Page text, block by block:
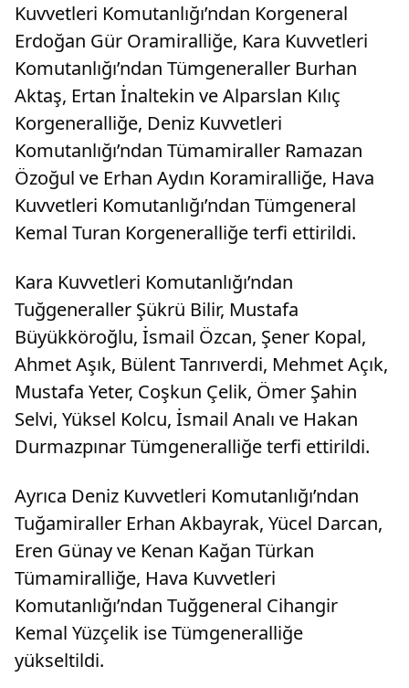
Kuvvetleri Komutanlığı’ndan Korgeneral
Erdoğan Gür Oramiralliğe, Kara Kuvvetleri
Komutanlığı’ndan Tümgeneraller Burhan
Aktaş, Ertan İnaltekin ve Alparslan Kılıç
Korgeneralliğe, Deniz Kuvvetleri
Komutanlığı’ndan Tümamiraller Ramazan
Özoğul ve Erhan Aydın Koramiralliğe, Hava
Kuvvetleri Komutanlığı’ndan Tümgeneral
Kemal Turan Korgeneralliğe terfi ettirildi.
Kara Kuvvetleri Komutanlığı’ndan
Tuğgeneraller Şükrü Bilir, Mustafa
Büyükköroğlu, İsmail Özcan, Şener Kopal,
Ahmet Aşık, Bülent Tanrıverdi, Mehmet Açık,
Mustafa Yeter, Coşkun Çelik, Ömer Şahin
Selvi, Yüksel Kolcu, İsmail Analı ve Hakan
Durmazpınar Tümgeneralliğe terfi ettirildi.
Ayrıca Deniz Kuvvetleri Komutanlığı’ndan
Tuğamiraller Erhan Akbayrak, Yücel Darcan,
Eren Günay ve Kenan Kağan Türkan
Tümamiralliğe, Hava Kuvvetleri
Komutanlığı’ndan Tuğgeneral Cihangir
Kemal Yüzçelik ise Tümgeneralliğe
yükseltildi.